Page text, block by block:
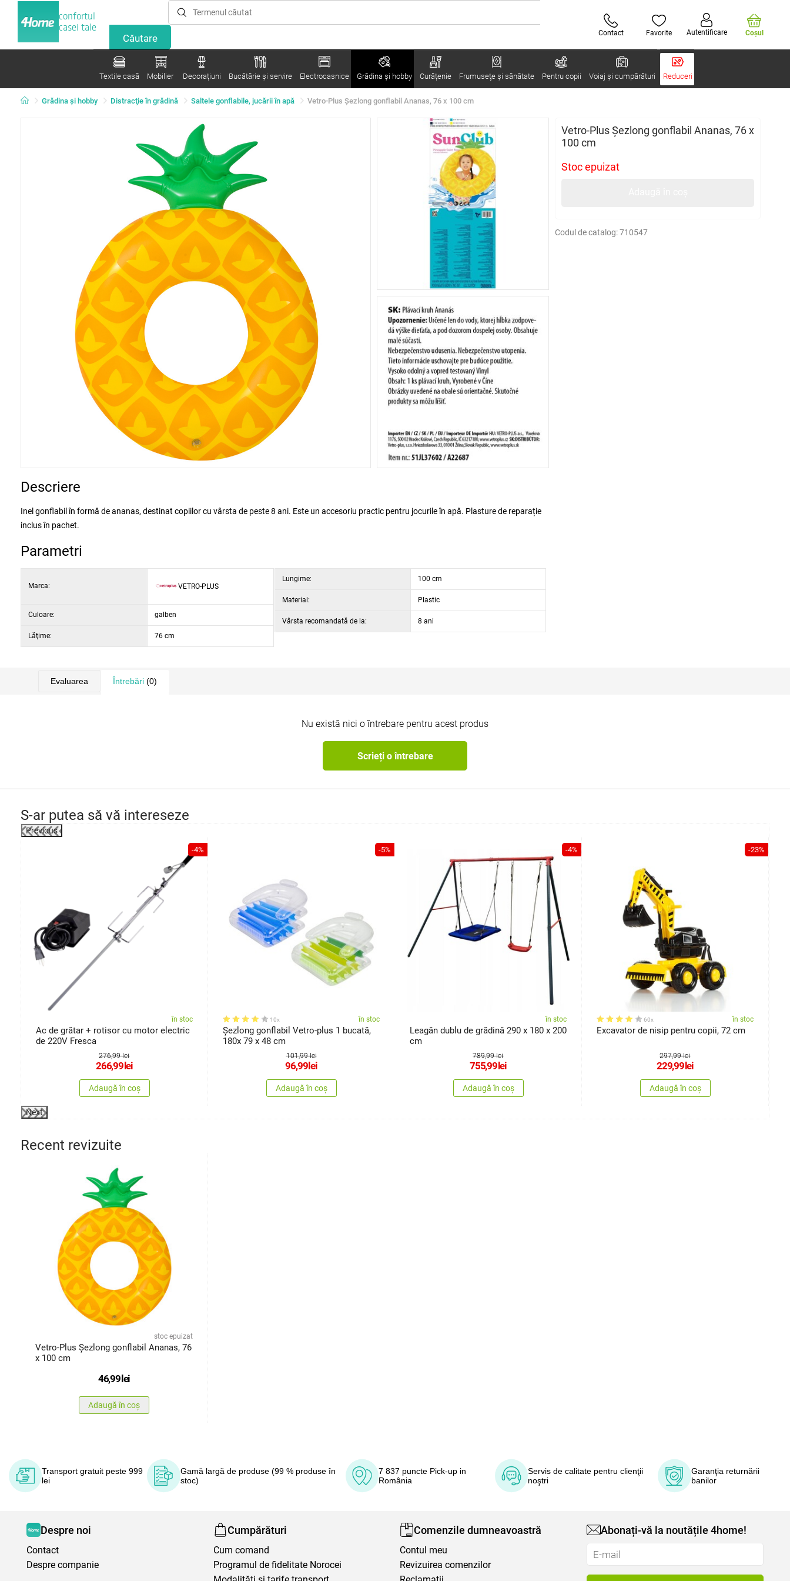
confortul
casei tale
Contact Favorite Autentificare Coşul
Textile casă Mobilier Decorațiuni Bucătărie și servire Electrocasnice Grădina şi hobby Curățenie Frumuseţe şi sănătate Pentru copii Voiaj și cumpărături Reduceri
Grădina şi hobby Distracţie în grădină Saltele gonflabile, jucării în apă Vetro-Plus Șezlong gonflabil Ananas, 76 x 100 cm
Vetro-Plus Șezlong gonflabil Ananas, 76 x
100 cm
Stoc epuizat
Codul de catalog:710547
Descriere
Inel gonflabil în formă de ananas, destinat copiilor cu vârsta de peste 8 ani. Este un accesoriu practic pentru jocurile în apă. Plasture de reparație
inclus în pachet.
Parametri
Marca: VETRO-PLUS
Culoare: galben
Lăţime: 76 cm
Lungime: 100 cm
Material: Plastic
Vârsta recomandată de la: 8 ani
Evaluarea Întrebări (0)
Nu există nici o întrebare pentru acest produs
Scrieți o întrebare
S-ar putea să vă intereseze
Previous
-4%
în stoc
Ac de grătar + rotisor cu motor electric
de 220V Fresca
276,99 lei
266,99lei
Adaugă în coș
-5%
10x în stoc
Șezlong gonflabil Vetro-plus 1 bucată,
180x 79 x 48 cm
101,99 lei
96,99lei
Adaugă în coș
-4%
în stoc
Leagăn dublu de grădină 290 x 180 x 200
cm
789,99 lei
755,99lei
Adaugă în coș
-23%
60x în stoc
Excavator de nisip pentru copii, 72 cm
297,99 lei
229,99lei
Adaugă în coș
Next
Recent revizuite
stoc epuizat
Vetro-Plus Șezlong gonflabil Ananas, 76
x 100 cm
46,99lei
Adaugă în coș
Transport gratuit peste 999
lei
Gamă largă de produse (99 % produse în
stoc)
7 837 puncte Pick-up in
România
Servis de calitate pentru clienţii
noştri
Garanţia returnării
banilor
Despre noi
Contact
Despre companie
Cumpărături
Cum comand
Programul de fidelitate Norocei
Comenzile dumneavoastră
Contul meu
Revizuirea comenzilor
Abonați-vă la noutățile 4home!